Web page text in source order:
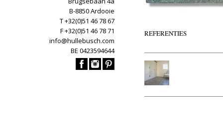
B-8850 Ardooie
T +32(0)51 46 78 67
F +32(0)51 46 78 71
info@hullebusch.com
BE 0423594644
REFERENTIES